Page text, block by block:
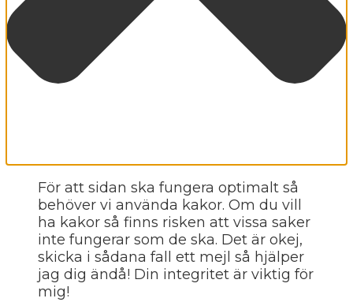
För att sidan ska fungera optimalt så
behöver vi använda kakor. Om du vill
ha kakor så finns risken att vissa saker
inte fungerar som de ska. Det är okej,
skicka i sådana fall ett mejl så hjälper
jag dig ändå! Din integritet är viktig för
mig!